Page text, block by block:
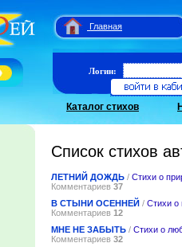
Главная
Логин:
Каталог стихов
Список стихов
ЛЕТНИЙ ДОЖДЬ / Стихи о
Комментариев 37
В СТЫНИ ОСЕННЕЙ / Стихи о
Комментариев 12
МНЕ НЕ ЗАБЫТЬ / Стихи о
Комментариев 32